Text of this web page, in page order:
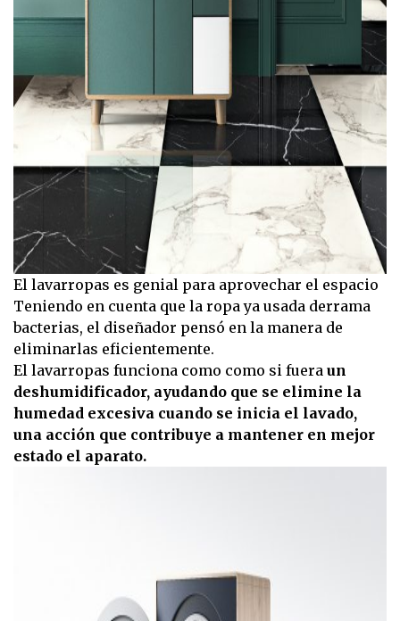
El lavarropas es genial para aprovechar el espacio
Teniendo en cuenta que la ropa ya usada derrama
bacterias, el diseñador pensó en la manera de
eliminarlas eficientemente.
El lavarropas funciona como como si fuera un
deshumidificador, ayudando que se elimine la
humedad excesiva cuando se inicia el lavado,
una acción que contribuye a mantener en mejor
estado el aparato.